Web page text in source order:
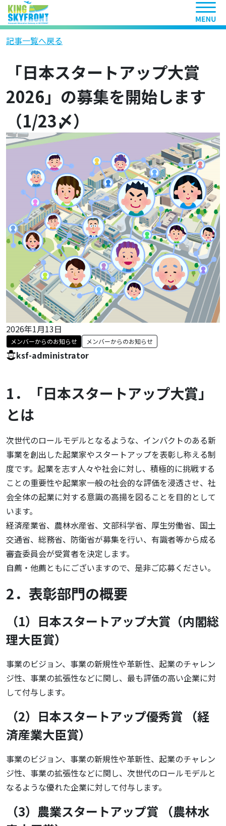
ヘッ
記事一覧へ戻る
「日本スタートアップ大賞
2026」の募集を開始します
（1/23〆）
2026年1月13日
メンバーからのお知らせ メンバーからのお知らせ
ksf-administrator
1．「日本スタートアップ大賞」
とは
次世代のロールモデルとなるような、インパクトのある新
事業を創出した起業家やスタートアップを表彰し称える制
度です。起業を志す人々や社会に対し、積極的に挑戦する
ことの重要性や起業家一般の社会的な評価を浸透させ、社
会全体の起業に対する意識の高揚を図ることを目的として
います。
経済産業省、農林水産省、文部科学省、厚生労働省、国土
交通省、総務省、防衛省が募集を行い、有識者等から成る
審査委員会が受賞者を決定します。
自薦・他薦ともにございますので、是非ご応募ください。
2．表彰部門の概要
（1）日本スタートアップ大賞（内閣総
理大臣賞）
事業のビジョン、事業の新規性や革新性、起業のチャレン
ジ性、事業の拡張性などに関し、最も評価の高い企業に対
して付与します。
（2）日本スタートアップ優秀賞 （経
済産業大臣賞）
事業のビジョン、事業の新規性や革新性、起業のチャレン
ジ性、事業の拡張性などに関し、次世代のロールモデルと
なるような優れた企業に対して付与します。
（3）農業スタートアップ賞 （農林水